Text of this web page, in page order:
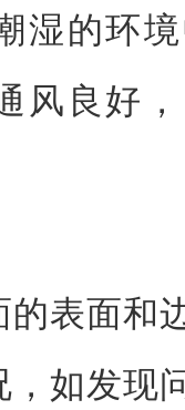
湿的环
风良好
的表面和
如发现